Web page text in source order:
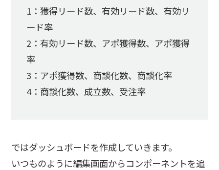
1：獲得リード数、有効リード数、有効リ
ード率
2：有効リード数、アポ獲得数、アポ獲得
率
3：アポ獲得数、商談化数、商談化率
4：商談化数、成立数、受注率
ではダッシュボードを作成していきます。
いつものように編集画面からコンポーネントを追